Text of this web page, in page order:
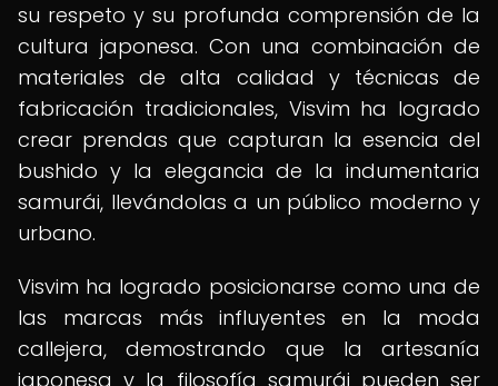
su respeto y su profunda comprensión de la
cultura japonesa. Con una combinación de
materiales de alta calidad y técnicas de
fabricación tradicionales, Visvim ha logrado
crear prendas que capturan la esencia del
bushido y la elegancia de la indumentaria
samurái, llevándolas a un público moderno y
urbano.
Visvim ha logrado posicionarse como una de
las marcas más influyentes en la moda
callejera, demostrando que la artesanía
japonesa y la filosofía samurái pueden ser